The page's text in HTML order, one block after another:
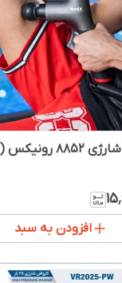
افزودن به سبد